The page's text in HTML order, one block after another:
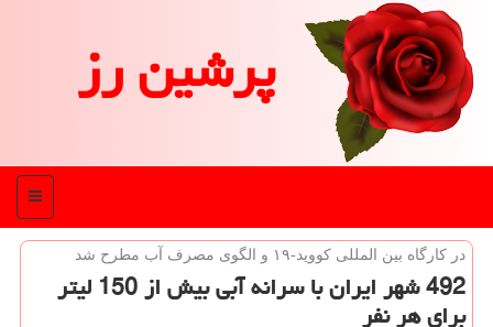
پرشین رز
منو
در كارگاه بین المللی كووید-۱۹ و الگوی مصرف آب مطرح شد
492 شهر ایران با سرانه آبی بیش از 150 لیتر
برای هر نفر